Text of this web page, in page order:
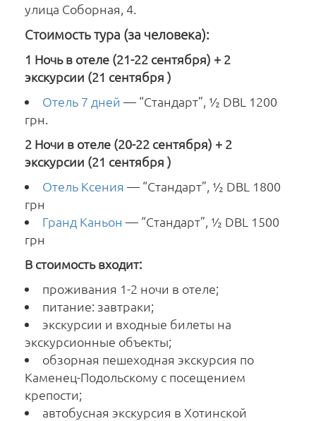
улица Соборная, 4.
Стоимость тура (за человека):
1 Ночь в отеле (21-22 сентября) + 2
экскурсии (21 сентября )
Отель 7 дней — “Стандарт”, ½ DBL 1200
грн.
2 Ночи в отеле (20-22 сентября) + 2
экскурсии (21 сентября )
Отель Ксения — “Стандарт”, ½ DBL 1800
грн
Гранд Каньон — “Стандарт”, ½ DBL 1500
грн
В стоимость входит:
проживания 1-2 ночи в отеле;
питание: завтраки;
экскурсии и входные билеты на
экскурсионные объекты;
обзорная пешеходная экскурсия по
Каменец-Подольскому с посещением
крепости;
автобусная экскурсия в Хотинской